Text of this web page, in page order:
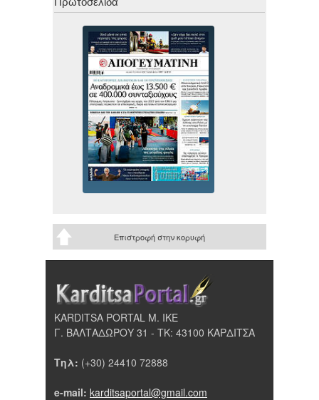
Επιστροφή στην κορυφή
KARDITSA PORTAL Μ. ΙΚΕ
Γ. ΒΑΛΤΑΔΩΡΟΥ 31 - ΤΚ: 43100 ΚΑΡΔΙΤΣΑ
Τηλ: (+30) 24410 72888
e-mail: karditsaportal@gmail.com